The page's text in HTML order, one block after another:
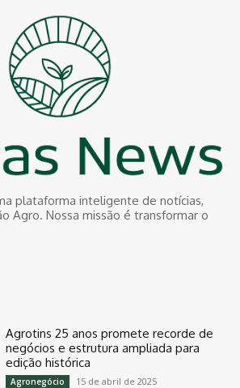
plataforma inteligente de notícias,
Agro. Nossa missão é transformar o
Agrotins 25 anos promete recorde de
negócios e estrutura ampliada para
edição histórica
Agronegócio 15 de abril de 2025